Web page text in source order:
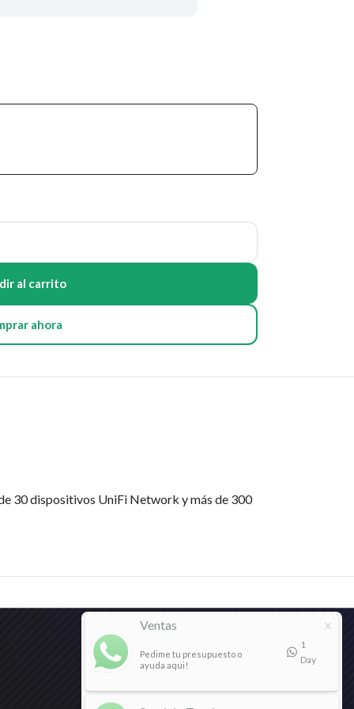
al carrito
ahora
30 dispositivos UniFi Network y más de 300
Ventas
Pedime tu presupuesto o
ayuda aqui!
1
Day